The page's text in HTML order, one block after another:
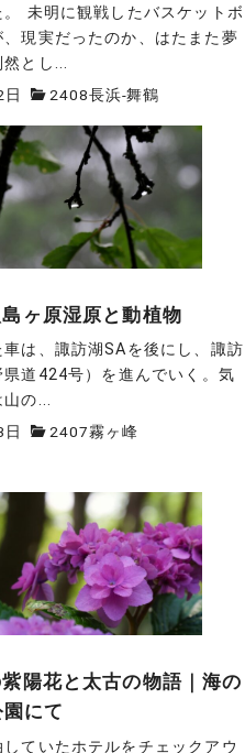
未明に観戦したバスケットボ
現実だったのか、はたまた夢
とし...
2408長浜-舞鶴
ヶ原湿原と動植物
は、諏訪湖SAを後にし、諏訪
道424号）を進んでいく。気
の...
2407霧ヶ峰
陽花と太古の物語｜海の
にて
ていたホテルをチェックアウ